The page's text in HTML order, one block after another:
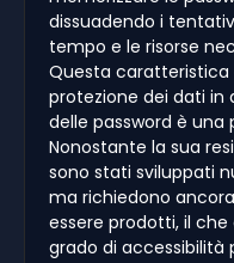
dissuadendo i
tempo e le risorse
Questa caratteristica
protezione dei dati in
delle password è
Nonostante la sua
sono stati sviluppati
ma richiedono
essere prodotti, il
grado di accessibilità